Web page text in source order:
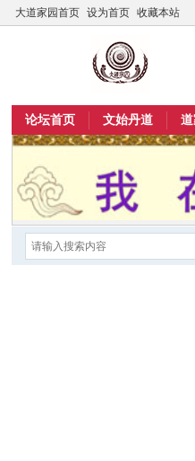
大道家园首页 设为首页 收藏本站
论坛首页 文始丹道